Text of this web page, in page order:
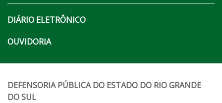
DIÁRIO ELETRÔNICO
OUVIDORIA
DEFENSORIA PÚBLICA DO ESTADO DO RIO GRANDE
DO SUL